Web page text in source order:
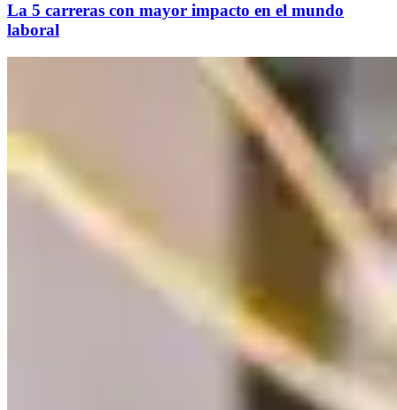
La 5 carreras con mayor impacto en el mundo
laboral